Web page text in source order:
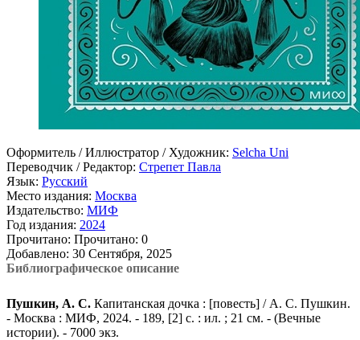
Оформитель / Иллюстратор / Художник: Selcha Uni
Переводчик / Редактор: Стрепет Павла
Язык: Русский
Место издания: Москва
Издательство: МИФ
Год издания: 2024
Прочитано: Прочитано: 0
Добавлено: 30 Сентября, 2025
Библиографическое описание
Пушкин, А. С. Капитанская дочка : [повесть] / А. С. Пушкин.
- Москва : МИФ, 2024. - 189, [2] с. : ил. ; 21 см. - (Вечные
истории). - 7000 экз.